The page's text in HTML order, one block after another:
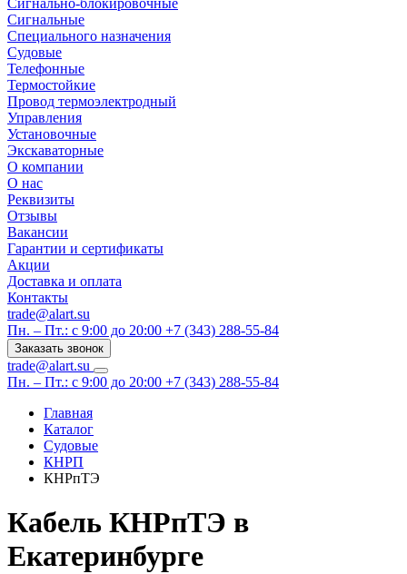
Сигнально-блокировочные
Сигнальные
Специального назначения
Судовые
Телефонные
Термостойкие
Провод термоэлектродный
Управления
Установочные
Экскаваторные
О компании
О нас
Реквизиты
Отзывы
Вакансии
Гарантии и сертификаты
Акции
Доставка и оплата
Контакты
trade@alart.su
Пн. – Пт.: с 9:00 до 20:00 +7 (343) 288-55-84
Заказать звонок
trade@alart.su
Пн. – Пт.: с 9:00 до 20:00 +7 (343) 288-55-84
Главная
Каталог
Судовые
КНРП
КНРпТЭ
Кабель КНРпТЭ в
Екатеринбурге